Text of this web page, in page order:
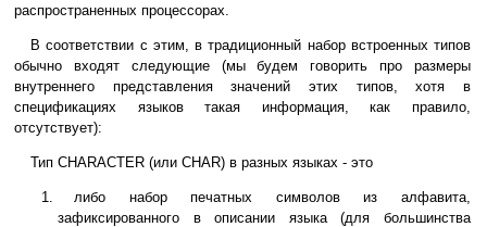
распространенных процессорах.
В соответствии с этим, в традиционный набор встроенных типов
обычно входят следующие (мы будем говорить про размеры
внутреннего представления значений этих типов, хотя в
спецификациях языков такая информация, как правило,
отсутствует):
Тип CHARACTER (или CHAR) в разных языках - это
либо набор печатных символов из алфавита,
зафиксированного в описании языка (для большинства